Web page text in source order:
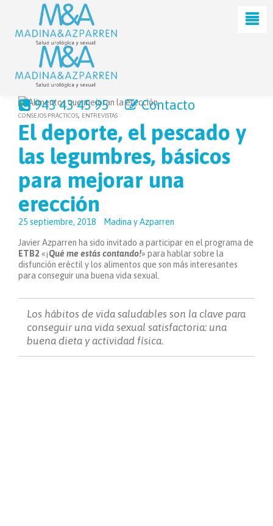
943 43 45 95 Contacto
CONSEJOS PRÁCTICOS, ENTREVISTAS
El deporte, el pescado y
las legumbres, básicos
para mejorar una
erección
25 septiembre, 2018 Madina y Azparren
Javier Azparren ha sido invitado a participar en el programa de
ETB2 «¡Qué me estás contando!» para hablar sobre la
disfunción eréctil y los alimentos que son más interesantes
para conseguir una buena vida sexual.
Los hábitos de vida saludables son la clave para
conseguir una vida sexual satisfactoria: una
buena dieta y actividad física.